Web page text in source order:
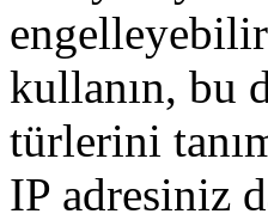
kullanın, bu
türlerini
IP adresiniz